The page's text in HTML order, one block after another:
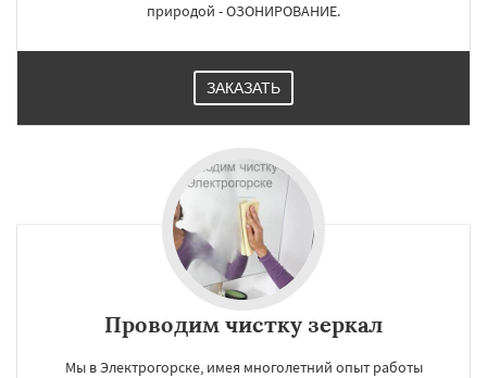
природой - ОЗОНИРОВАНИЕ.
ЗАКАЗАТЬ
Проводим чистку зеркал
Мы в Электрогорске, имея многолетний опыт работы